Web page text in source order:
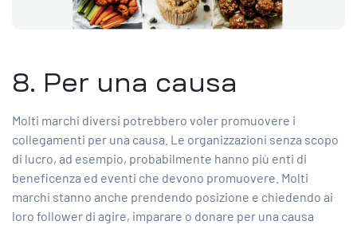
8. Per una causa
Molti marchi diversi potrebbero voler promuovere i
collegamenti per una causa. Le organizzazioni senza scopo
di lucro, ad esempio, probabilmente hanno più enti di
beneficenza ed eventi che devono promuovere. Molti
marchi stanno anche prendendo posizione e chiedendo ai
loro follower di agire, imparare o donare per una causa